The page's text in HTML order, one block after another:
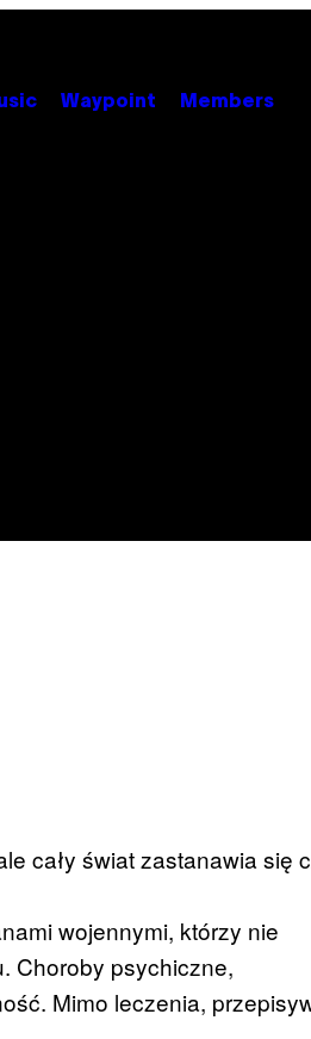
Waypoint Members
cały świat zastanawia się
wojennymi, którzy nie
Choroby psychiczne,
Mimo leczenia,